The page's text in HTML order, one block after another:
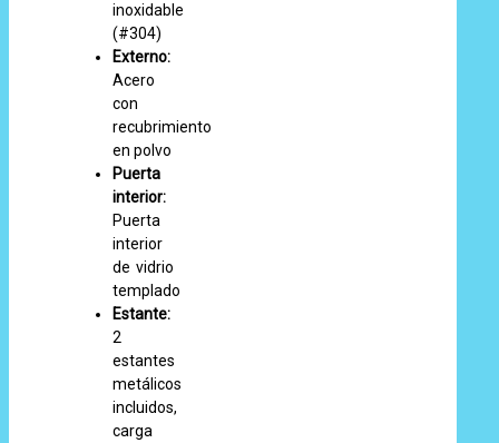
inoxidable
(#304)
Externo:
Acero
con
recubrimiento
en polvo
Puerta
interior:
Puerta
interior
de vidrio
templado
Estante:
2
estantes
metálicos
incluidos,
carga